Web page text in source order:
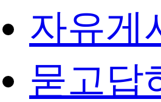
자유게
묻고답